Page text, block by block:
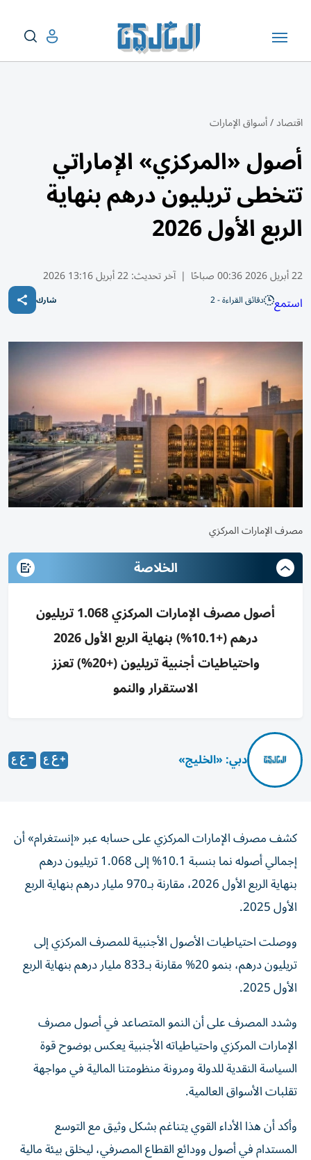
اقتصاد/أسواق الإمارات
أصول «المركزي» الإماراتي
تتخطى تريليون درهم بنهاية
الربع الأول 2026
22 أبريل 2026 00:36 صباحًا | آخر تحديث:22 أبريل 13:16 2026
استمع دقائق القراءة - 2 شارك
مصرف الإمارات المركزي
الخلاصة
أصول مصرف الإمارات المركزي 1.068 تريليون
درهم (+10.1%) بنهاية الربع الأول 2026
واحتياطيات أجنبية تريليون (+20%) تعزز
الاستقرار والنمو
دبي: «الخليج»
كشف مصرف الإمارات المركزي على حسابه عبر «إنستغرام» أن
إجمالي أصوله نما بنسبة 10.1% إلى 1.068 تريليون درهم
بنهاية الربع الأول 2026، مقارنة بـ970 مليار درهم بنهاية الربع
الأول 2025.
ووصلت احتياطيات الأصول الأجنبية للمصرف المركزي إلى
تريليون درهم، بنمو 20% مقارنة بـ833 مليار درهم بنهاية الربع
الأول 2025.
وشدد المصرف على أن النمو المتصاعد في أصول مصرف
الإمارات المركزي واحتياطياته الأجنبية يعكس بوضوح قوة
السياسة النقدية للدولة ومرونة منظومتنا المالية في مواجهة
تقلبات الأسواق العالمية.
وأكد أن هذا الأداء القوي يتناغم بشكل وثيق مع التوسع
المستدام في أصول وودائع القطاع المصرفي، ليخلق بيئة مالية